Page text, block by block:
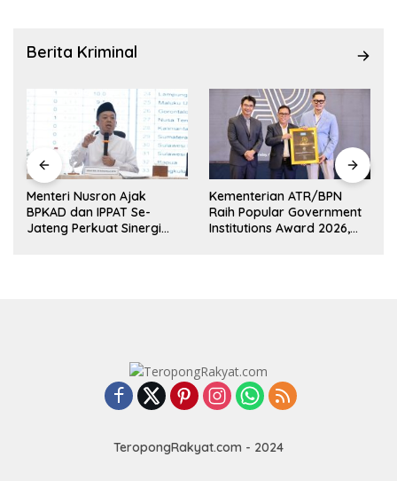
Berita Kriminal
Menteri Nusron Ajak
BPKAD dan IPPAT Se-
Jateng Perkuat Sinergi
Kementerian ATR/BPN
Raih Popular Government
Institutions Award 2026,
TeropongRakyat.com - 2024